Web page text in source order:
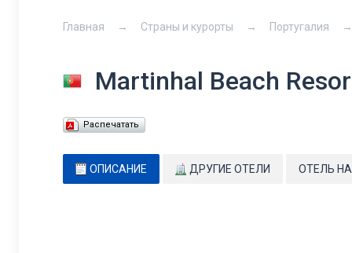
Главная Страны и курорты Португалия
Martinhal Beach
Распечатать
ОПИСАНИЕ ДРУГИЕ ОТЕЛИ ОТЕЛЬ